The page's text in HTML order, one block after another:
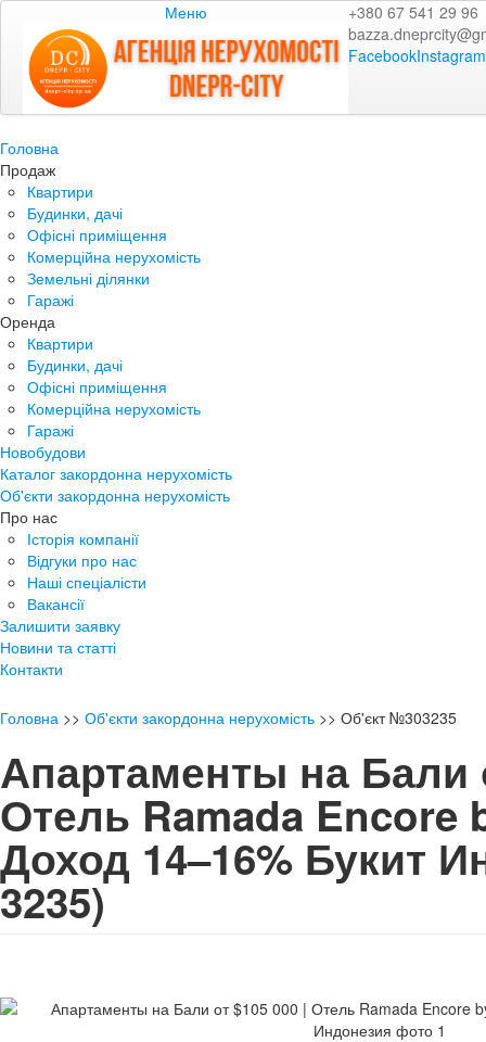
Меню
+380 67 541 29 96
FacebookInstagram
Головна
Продаж
Квартири
Будинки, дачі
Офісні приміщення
Комерційна нерухомість
Земельні ділянки
Гаражі
Оренда
Квартири
Будинки, дачі
Офісні приміщення
Комерційна нерухомість
Гаражі
Новобудови
Каталог закордонна нерухомість
Об'єкти закордонна нерухомість
Про нас
Історія компанії
Відгуки про нас
Наші спеціалісти
Вакансії
Залишити заявку
Новини та статті
Контакти
Головна >> Об'єкти закордонна нерухомість >> Об'єкт №303235
Апартаменты на Бали
Отель Ramada Encore
Доход 14–16% Букит
3235)